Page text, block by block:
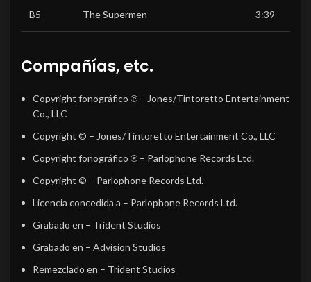
B5 The Supermen 3:39
Compañías, etc.
Copyright fonográfico ℗ – Jones/Tintoretto Entertainment
Co., LLC
Copyright © – Jones/Tintoretto Entertainment Co., LLC
Copyright fonográfico ℗ – Parlophone Records Ltd.
Copyright © – Parlophone Records Ltd.
Licencia concedida a – Parlophone Records Ltd.
Grabado en – Trident Studios
Grabado en – Advision Studios
Remezclado en – Trident Studios